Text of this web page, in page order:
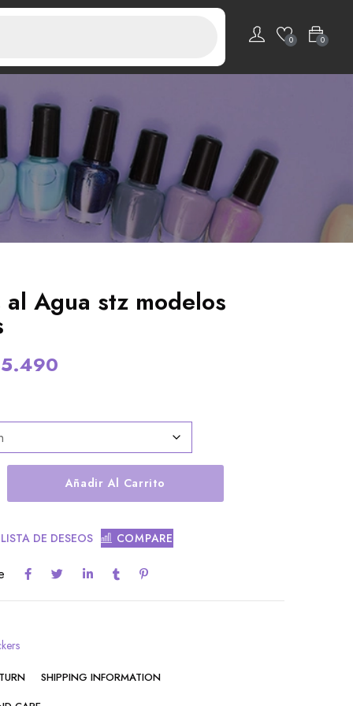
0
0
Agua stz modelos
5.490
Añadir Al Carrito
DE DESEOS COMPARE
SHIPPING INFORMATION